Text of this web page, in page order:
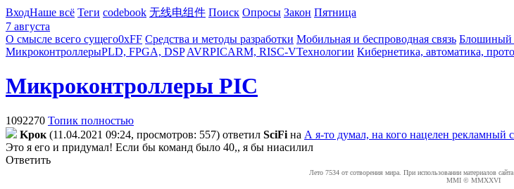
ВходНаше всё Теги codebook 无线电组件 Поиск Опросы Закон Пятница
7 августа
О смысле всего сущего0xFF Средства и методы разработки Мобильная и беспроводная связь Блошиный
МикроконтроллерыPLD, FPGA, DSP AVRPICARM, RISC-VТехнологии Кибернетика, автоматика,
Микроконтроллеры PIC
1092270 Топик полностью
Kpoк (11.04.2021 09:24, просмотров: 557) ответил SciFi на А я-то думал, на кого нацелен рекламный
Это я его и придумал! Если бы команд было 40,, я бы ниасилил
Ответить
Лето 7534 от сотворения мира. При использовании материалов
MMI © MMXXVI